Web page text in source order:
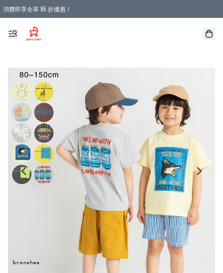
消費即享全單 95 折優惠！
購物滿 HKD 900.00即享免運費優惠！（適用於 本地送貨、本地取貨 )